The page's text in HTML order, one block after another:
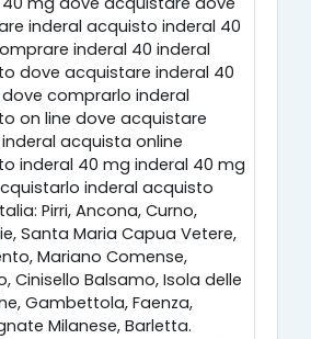
inderal acquisto inderal 40
inderal 40 inderal
dove acquistare inderal 40
comprarlo inderal
on line dove acquistare
acquista online
inderal 40 mg inderal 40 mg
inderal acquisto
Pirri, Ancona, Curno,
Santa Maria Capua Vetere,
Mariano Comense,
Cinisello Balsamo, Isola delle
Gambettola, Faenza,
Milanese, Barletta.